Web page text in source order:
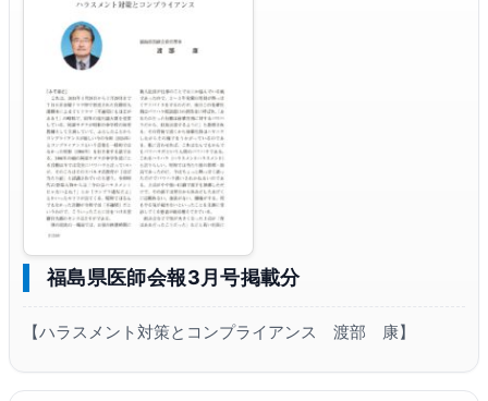
福島県医師会報3月号掲載分
【ハラスメント対策とコンプライアンス 渡部 康】